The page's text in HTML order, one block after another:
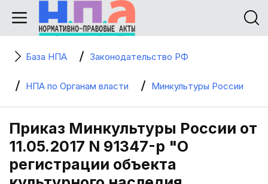
База НПА Законодательство РФ
НПА по Органам власти Минкультуры России
Приказ Минкультуры России от
11.05.2017 N 91347-р "О
регистрации объекта